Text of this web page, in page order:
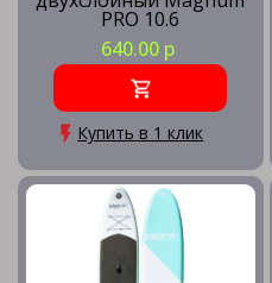
PRO 10.6
640.00 р
Купить в 1 клик